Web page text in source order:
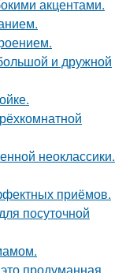
акцентами.
и дружной
неоклассики.
приёмов.
посуточной
продуманная